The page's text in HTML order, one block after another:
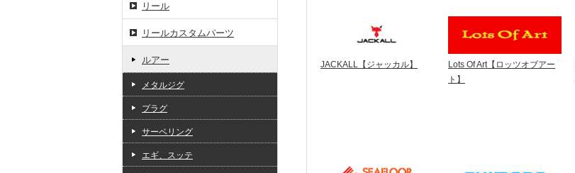
リール
リールカスタムパーツ
ルアー
メタルジグ
プラグ
サーベリング
エギ、スッテ
JACKALL【ジャッカル】
Lots Of Art【ロッツオブアー
ト】